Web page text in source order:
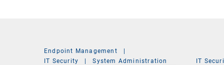
Endpoint Management
|
IT Security
| System Administration IT